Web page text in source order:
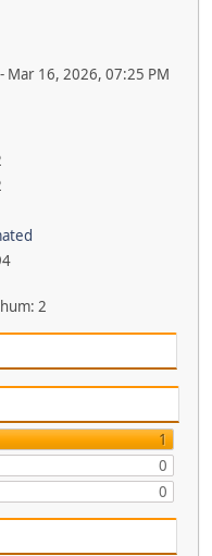
Mar 16, 2026, 07:25 PM
2
1
0
0